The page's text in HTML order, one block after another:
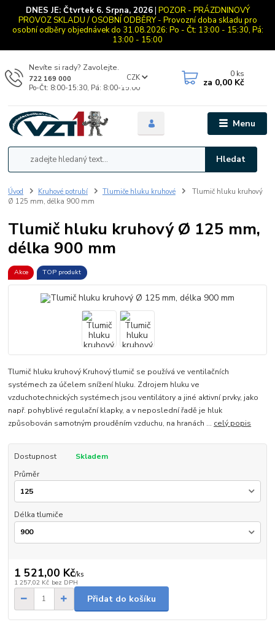
DNES JE: Čtvrtek 6. Srpna, 2026| POZOR - PRÁZDNINOVÝ
PROVOZ SKLADU / OSOBNÍ ODBĚRY - Provozní doba skladu pro
osobní odběry objednávek do 31.08.2026: Po - Čt: 13:00 - 15:30, Pá:
13:00 - 15:00
Menu
CZK
Hledat
Nevíte si rady? Zavolejte.
722 169 000
Po-Čt: 8:00-15:30, Pá: 8:00-15:00
0 ks
za 0,00 Kč
Úvod Kruhové potrubí Tlumiče hluku kruhové
Tlumič hluku kruhový
Ø 125 mm, délka 900 mm
Tlumič hluku kruhový Ø 125 mm,
délka 900 mm
Akce TOP produkt
Tlumič hluku kruhový Kruhový tlumič se používá ve ventilačních
systémech za účelem snížení hluku. Zdrojem hluku ve
vzduchotechnických systémech jsou ventilátory a jiné aktivní prvky, jako
např. pohyblivé regulační klapky, a v neposlední řadě je hluk
způsobován samotným prouděním vzduchu, na hranách ... celý popis
Dostupnost
Skladem
Průměr
Délka tlumiče
1 521,00 Kč/ks
1 257,02 Kč bez DPH
Přidat do košíku